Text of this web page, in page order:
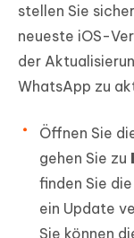
stellen Sie
neueste iOS-
der
WhatsApp zu
Öffnen Sie
gehen Sie zu
finden Sie
ein Update
Sie können